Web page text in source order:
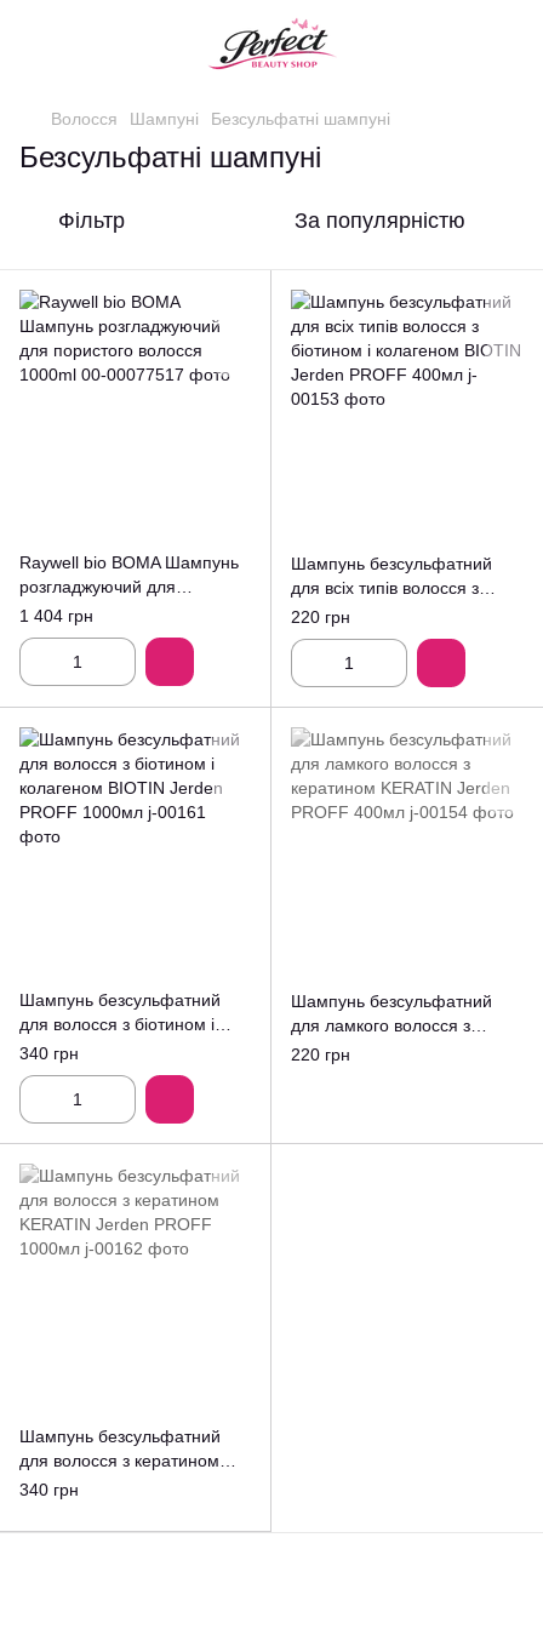
Волосся Шампуні Безсульфатні шампуні
Безсульфатні шампуні
Фільтр За популярністю
Raywell bio BOMA Шампунь
розгладжуючий для
пористого волосся 1000ml
1 404 грн
Шампунь безсульфатний
для всіх типів волосся з
біотином і колагеном BIOTIN
Jerden PROFF 400мл
220 грн
Шампунь безсульфатний
для волосся з біотином і
колагеном BIOTIN Jerden
PROFF 1000мл
340 грн
Шампунь безсульфатний
для ламкого волосся з
кератином KERATIN Jerden
220 грн
Шампунь безсульфатний
для волосся з кератином
KERATIN Jerden PROFF
340 грн